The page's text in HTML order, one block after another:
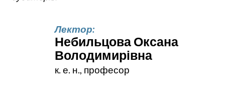
Лектор:
Небильцова Оксана
Володимирівна
к. е. н., професор